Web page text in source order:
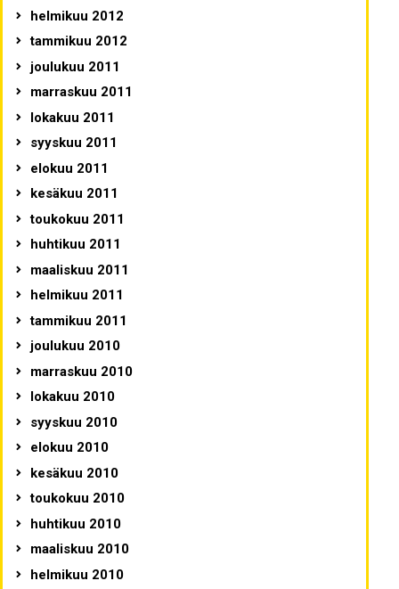
helmikuu 2012
tammikuu 2012
joulukuu 2011
marraskuu 2011
lokakuu 2011
syyskuu 2011
elokuu 2011
kesäkuu 2011
toukokuu 2011
huhtikuu 2011
maaliskuu 2011
helmikuu 2011
tammikuu 2011
joulukuu 2010
marraskuu 2010
lokakuu 2010
syyskuu 2010
elokuu 2010
kesäkuu 2010
toukokuu 2010
huhtikuu 2010
maaliskuu 2010
helmikuu 2010